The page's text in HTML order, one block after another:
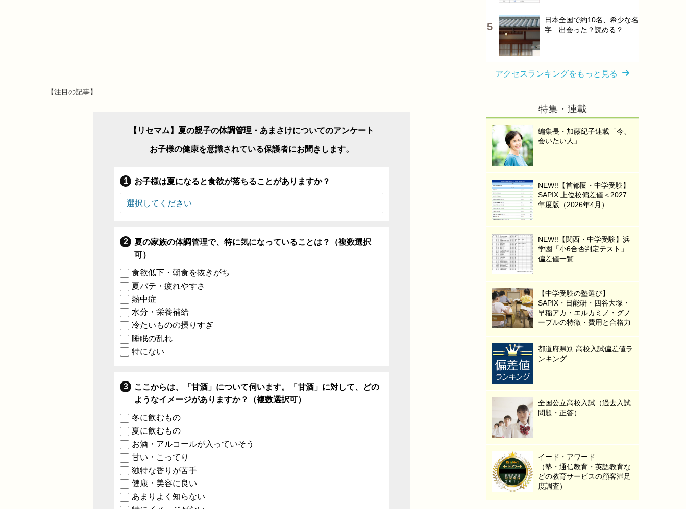
【注目の記事】
【リセマム】夏の親子の体調管理・あまさけについてのアンケート
お子様の健康を意識されている保護者にお聞きします。
お子様は夏になると食欲が落ちることがありますか？
夏の家族の体調管理で、特に気になっていることは？（複数選択
可）
食欲低下・朝食を抜きがち
夏バテ・疲れやすさ
熱中症
水分・栄養補給
冷たいものの摂りすぎ
睡眠の乱れ
特にない
ここからは、「甘酒」について伺います。「甘酒」に対して、どの
ようなイメージがありますか？（複数選択可）
冬に飲むもの
夏に飲むもの
お酒・アルコールが入っていそう
甘い・こってり
独特な香りが苦手
健康・美容に良い
あまりよく知らない
日本全国で約10名、希少な名
字 出会った？読める？
アクセスランキングをもっと見る
特集・連載
編集長・加藤紀子連載「今、
会いたい人」
NEW!!【首都圏・中学受験】
SAPIX 上位校偏差値＜2027
年度版（2026年4月）
NEW!!【関西・中学受験】浜
学園「小6合否判定テスト」
偏差値一覧
【中学受験の塾選び】
SAPIX・日能研・四谷大塚・
早稲アカ・エルカミノ・グノ
ーブルの特徴・費用と合格力
都道府県別 高校入試偏差値ラ
ンキング
全国公立高校入試（過去入試
問題・正答）
イード・アワード
（塾・通信教育・英語教育な
どの教育サービスの顧客満足
度調査）